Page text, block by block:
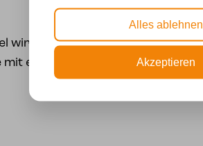
wird mit einer
einer Tiffany-Kappe
Alles ablehnen
Akzeptieren